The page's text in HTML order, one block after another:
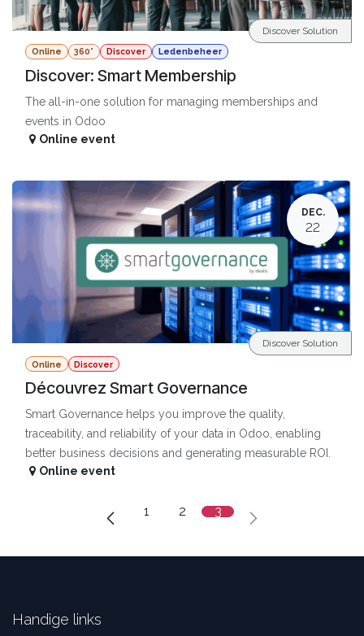
Online 360° Discover Ledenbeheer
Discover: Smart Membership
The all-in-one solution for managing memberships and
events in Odoo
Discover Solution
Online event
DEC.
22
Online Discover
Découvrez Smart Governance
Smart Governance helps you improve the quality,
traceability, and reliability of your data in Odoo, enabling
better business decisions and generating measurable ROI.
Discover Solution
Online event
1 2 3
Handige links